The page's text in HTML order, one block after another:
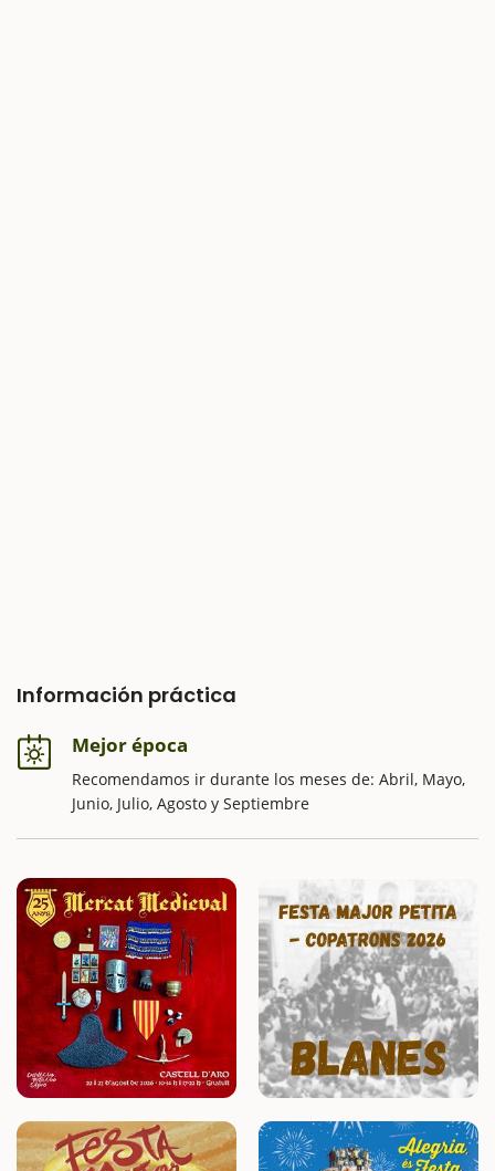
Información práctica
Mejor época
Recomendamos ir durante los meses de: Abril, Mayo,
Junio, Julio, Agosto y Septiembre